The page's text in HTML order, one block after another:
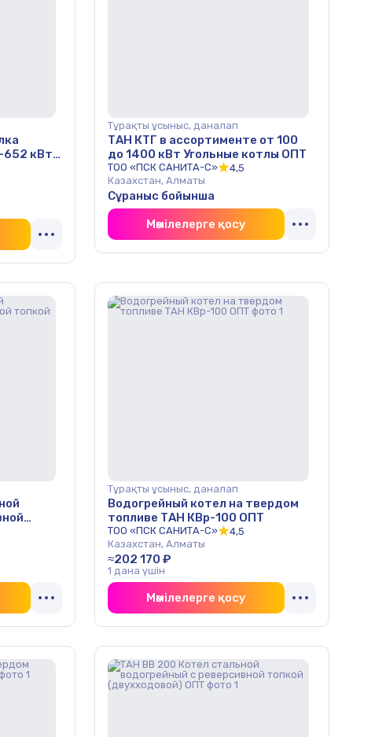
652 кВт
Тұрақты ұсыныс, даналап
ТАН КТГ в ассортименте от 100
до 1400 кВт Угольные котлы ОПТ
ТОО «ПСК САНИТА-С»
4,5
Казахстан, Алматы
Сұраныс бойынша
Мәмілелерге қосу
Тұрақты ұсыныс, даналап
Водогрейный котел на твердом
топливе ТАН КВр-100 ОПТ
ТОО «ПСК САНИТА-С»
4,5
Казахстан, Алматы
≈202 170 ₽
1 дана үшін
Мәмілелерге қосу